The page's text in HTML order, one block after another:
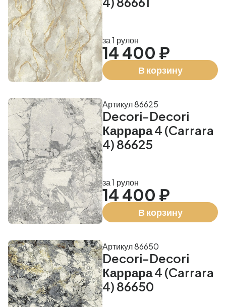
за 1 рулон
14 400 ₽
В корзину
Decori-Decori
Каррара 4 (Carrara
4) 86625
Артикул 86625
за 1 рулон
14 400 ₽
В корзину
Decori-Decori
Каррара 4 (Carrara
4) 86650
Артикул 86650